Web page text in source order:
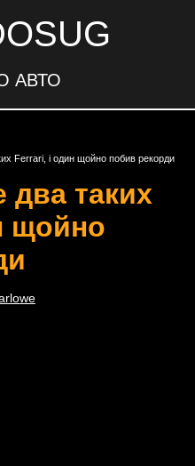
АВТО
Ferrari, і один щойно побив рекорди
два таких
щойно